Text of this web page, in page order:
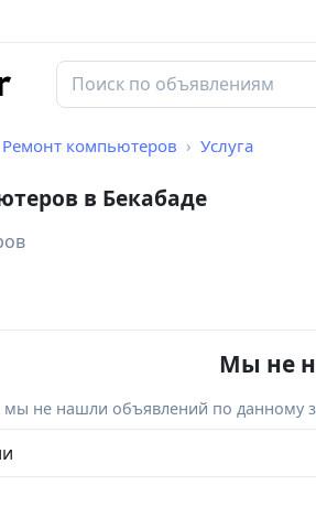
Ремонт компьютеров Услуга
в Бекабаде
Мы не
не нашли объявлений по данному